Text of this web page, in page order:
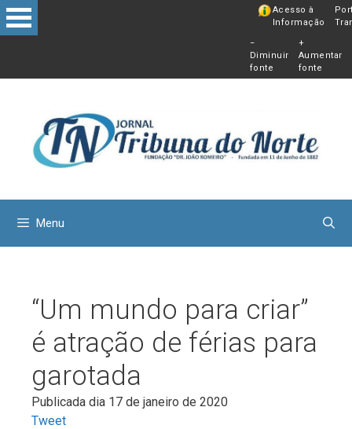
Pular
para
Acesso à
Informação
−
Diminuir
fonte
+
Aumentar
fonte
Menu
“Um mundo para criar”
é atração de férias para
garotada
Publicada dia 17 de janeiro de 2020
Tweet